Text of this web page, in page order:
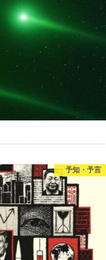
予知・予言